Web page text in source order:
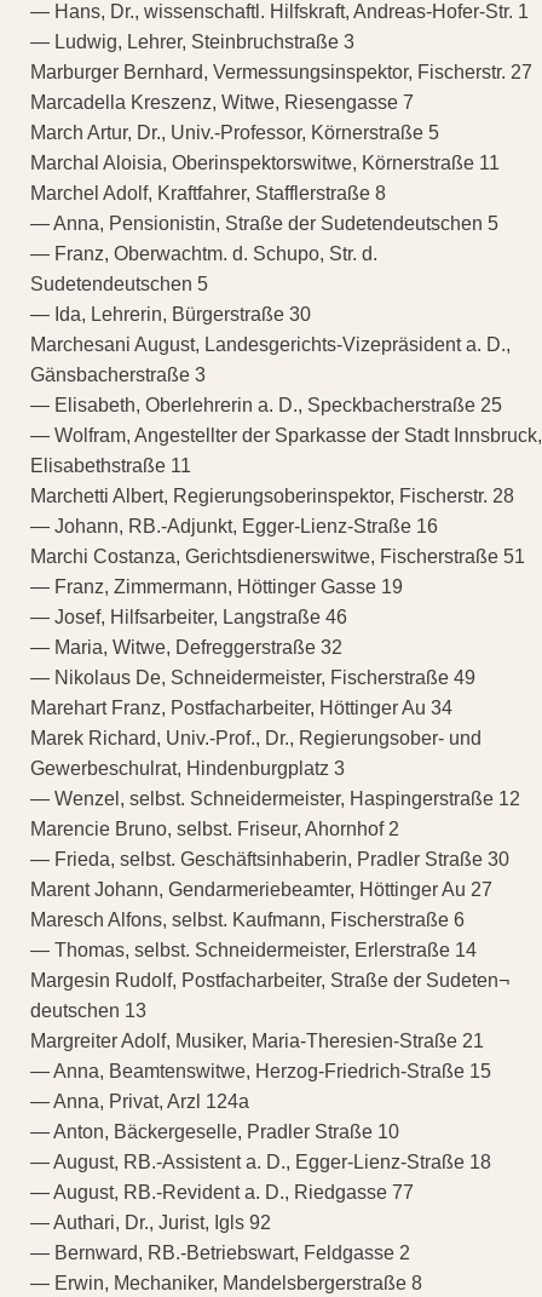
— Hans, Dr., wissenschaftl. Hilfskraft, Andreas-Hofer-Str. 1
— Ludwig, Lehrer, Steinbruchstraße 3
Marburger Bernhard, Vermessungsinspektor, Fischerstr. 27
Marcadella Kreszenz, Witwe, Riesengasse 7
March Artur, Dr., Univ.-Professor, Körnerstraße 5
Marchal Aloisia, Oberinspektorswitwe, Körnerstraße 11
Marchel Adolf, Kraftfahrer, Stafflerstraße 8
— Anna, Pensionistin, Straße der Sudetendeutschen 5
— Franz, Oberwachtm. d. Schupo, Str. d.
Sudetendeutschen 5
— Ida, Lehrerin, Bürgerstraße 30
Marchesani August, Landesgerichts-Vizepräsident a. D.,
Gänsbacherstraße 3
— Elisabeth, Oberlehrerin a. D., Speckbacherstraße 25
— Wolfram, Angestellter der Sparkasse der Stadt Innsbruck,
Elisabethstraße 11
Marchetti Albert, Regierungsoberinspektor, Fischerstr. 28
— Johann, RB.-Adjunkt, Egger-Lienz-Straße 16
Marchi Costanza, Gerichtsdienerswitwe, Fischerstraße 51
— Franz, Zimmermann, Höttinger Gasse 19
— Josef, Hilfsarbeiter, Langstraße 46
— Maria, Witwe, Defreggerstraße 32
— Nikolaus De, Schneidermeister, Fischerstraße 49
Marehart Franz, Postfacharbeiter, Höttinger Au 34
Marek Richard, Univ.-Prof., Dr., Regierungsober- und
Gewerbeschulrat, Hindenburgplatz 3
— Wenzel, selbst. Schneidermeister, Haspingerstraße 12
Marencie Bruno, selbst. Friseur, Ahornhof 2
— Frieda, selbst. Geschäftsinhaberin, Pradler Straße 30
Marent Johann, Gendarmeriebeamter, Höttinger Au 27
Maresch Alfons, selbst. Kaufmann, Fischerstraße 6
— Thomas, selbst. Schneidermeister, Erlerstraße 14
Margesin Rudolf, Postfacharbeiter, Straße der Sudeten¬
deutschen 13
Margreiter Adolf, Musiker, Maria-Theresien-Straße 21
— Anna, Beamtenswitwe, Herzog-Friedrich-Straße 15
— Anna, Privat, Arzl 124a
— Anton, Bäckergeselle, Pradler Straße 10
— August, RB.-Assistent a. D., Egger-Lienz-Straße 18
— August, RB.-Revident a. D., Riedgasse 77
— Authari, Dr., Jurist, Igls 92
— Bernward, RB.-Betriebswart, Feldgasse 2
— Erwin, Mechaniker, Mandelsbergerstraße 8